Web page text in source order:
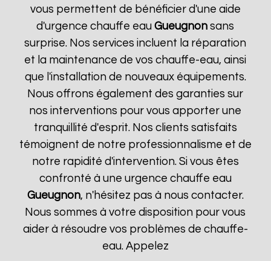
vous permettent de bénéficier d'une aide
d'urgence chauffe eauGueugnon sans
surprise. Nos services incluent la réparation
et la maintenance de vos chauffe-eau, ainsi
que l'installation de nouveaux équipements.
Nous offrons également des garanties sur
nos interventions pour vous apporter une
tranquillité d'esprit. Nos clients satisfaits
témoignent de notre professionnalisme et de
notre rapidité d'intervention. Si vous êtes
confronté à une urgence chauffe eau
Gueugnon, n'hésitez pas à nous contacter.
Nous sommes à votre disposition pour vous
aider à résoudre vos problèmes de chauffe-
eau. Appelez